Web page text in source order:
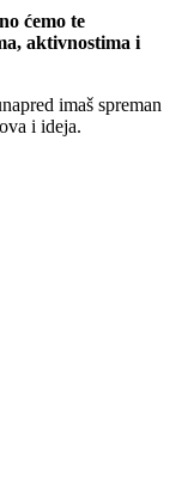
ćemo te
aktivnostima i
imaš spreman
i ideja.